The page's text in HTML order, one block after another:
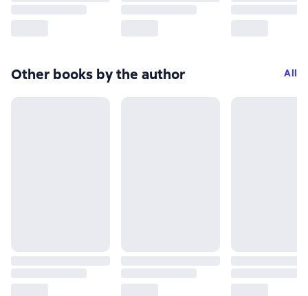
Other books by the author All